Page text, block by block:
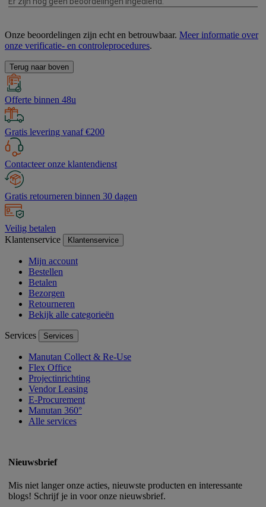
Onze beoordelingen zijn echt en betrouwbaar. Meer informatie over
onze verificatie- en controleprocedures.
Terug naar boven
Offerte binnen 48u
Gratis levering vanaf €200
Contacteer onze klantendienst
Gratis retourneren binnen 30 dagen
Veilig betalen
Klantenservice
Klantenservice
Mijn account
Bestellen
Betalen
Bezorgen
Retourneren
Bekijk alle categorieën
Services Services
Manutan Collect & Re-Use
Flex Office
Projectinrichting
Vendor Leasing
E-Procurement
Manutan 360°
Alle services
Nieuwsbrief
Mis niet langer onze acties, nieuwste producten en interessante
blogs! Schrijf je in voor onze nieuwsbrief.